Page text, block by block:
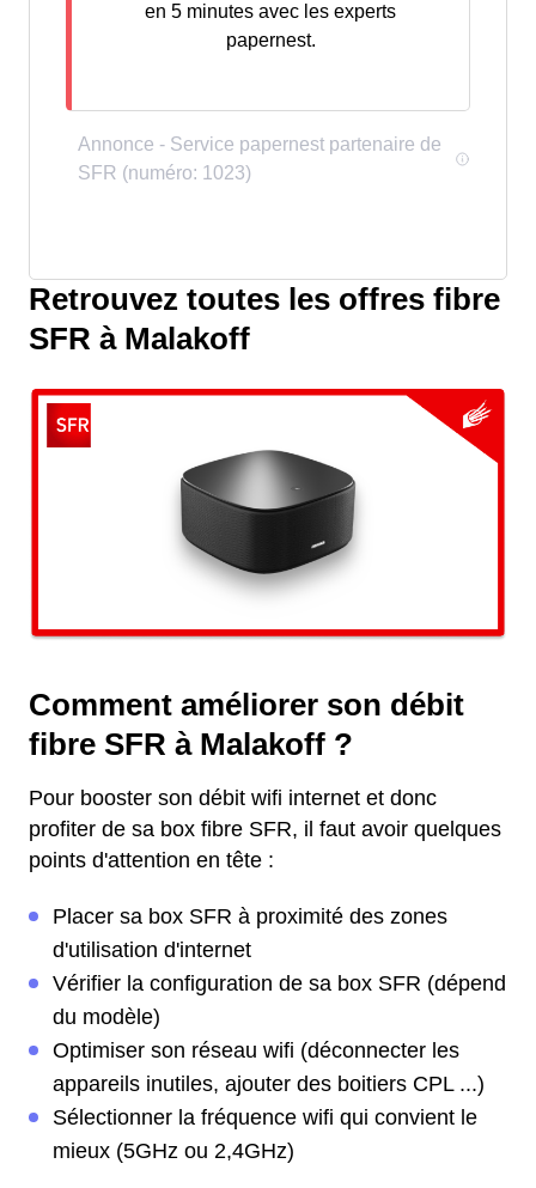
en 5 minutes avec les experts
papernest.
Retrouvez toutes les offres fibre
SFR à Malakoff
Comment améliorer son débit
fibre SFR à Malakoff ?
Pour booster son débit wifi internet et donc
profiter de sa box fibre SFR, il faut avoir quelques
points d'attention en tête :
Placer sa box SFR à proximité des zones
d'utilisation d'internet
Vérifier la configuration de sa box SFR (dépend
du modèle)
Optimiser son réseau wifi (déconnecter les
appareils inutiles, ajouter des boitiers CPL ...)
Sélectionner la fréquence wifi qui convient le
mieux (5GHz ou 2,4GHz)